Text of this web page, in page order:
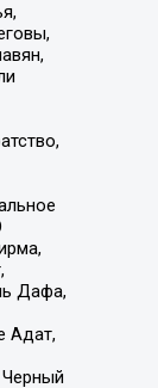
Дафа,
Адат,